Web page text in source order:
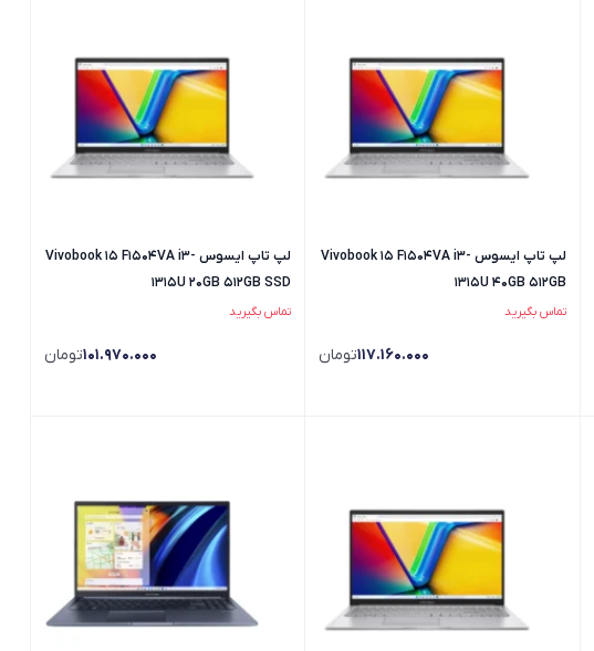
لپ تاپ ایسوس Vivobook 15 F1504VA i3-
1315U 40GB 512GB
تماس بگیرید
117.160.000تومان
لپ تاپ ایسوس Vivobook 15 F1504VA i3-
1315U 20GB 512GB SSD
تماس بگیرید
101.970.000تومان